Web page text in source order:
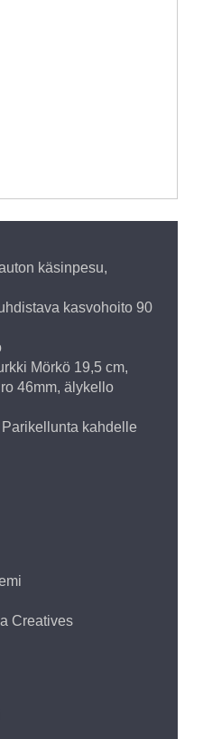
käsinpesu,
kasvohoito 90
Mörkö 19,5 cm,
46mm, älykello
kahdelle
Creatives